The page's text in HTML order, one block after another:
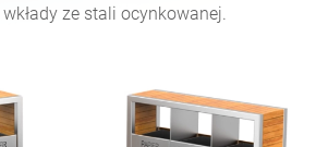
wkłady ze stali ocynkowanej.